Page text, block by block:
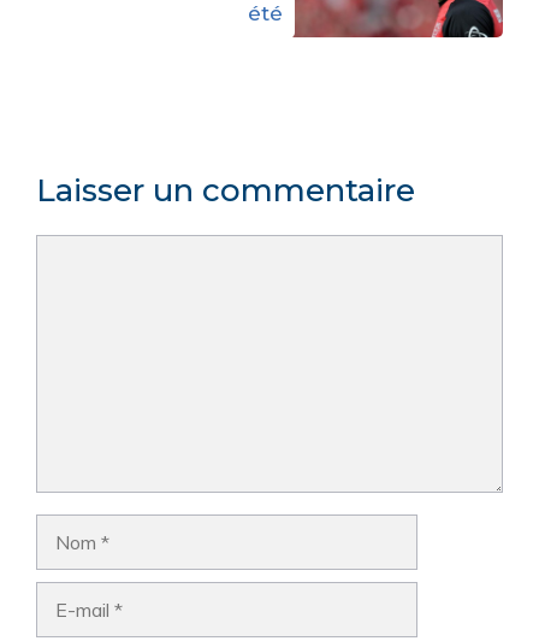
été
Laisser un commentaire